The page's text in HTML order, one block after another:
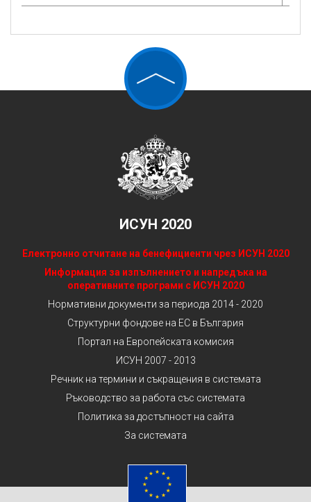
ИСУН 2020
Електронно отчитане на бенефициенти чрез ИСУН 2020
Информация за изпълнението и напредъка на
оперативните програми с ИСУН 2020
Нормативни документи за периода 2014 - 2020
Структурни фондове на ЕС в България
Портал на Европейската комисия
ИСУН 2007 - 2013
Речник на термини и съкращения в системата
Ръководство за работа със системата
Политика за достъпност на сайта
За системата